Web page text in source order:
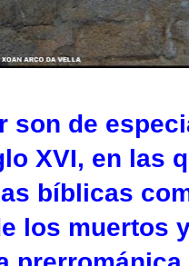
de
XVI, en las
bíblicas
los muertos